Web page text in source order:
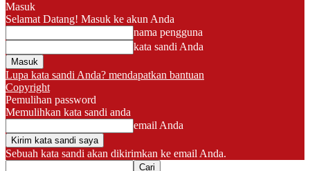
Masuk
Selamat Datang! Masuk ke akun Anda
nama pengguna
kata sandi Anda
Lupa kata sandi Anda? mendapatkan bantuan
Copyright
Pemulihan password
Memulihkan kata sandi anda
email Anda
Sebuah kata sandi akan dikirimkan ke email Anda.